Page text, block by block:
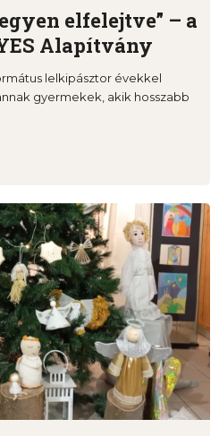
elfelejtve” – a
Alapítvány
lelkipásztor évekkel
gyermekek, akik hosszabb